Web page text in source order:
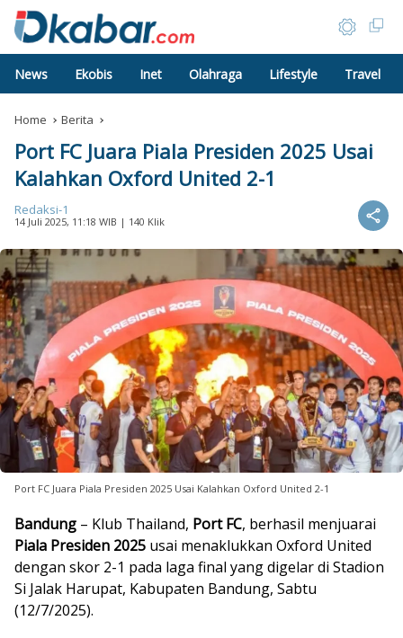
News Ekobis Inet Olahraga Lifestyle Travel
Home Berita
Port FC Juara Piala Presiden 2025 Usai
Kalahkan Oxford United 2-1
Redaksi-1
14 Juli 2025, 11:18 WIB | 140 Klik
Port FC Juara Piala Presiden 2025 Usai Kalahkan Oxford United 2-1
Bandung – Klub Thailand, Port FC, berhasil menjuarai
Piala Presiden 2025 usai menaklukkan Oxford United
dengan skor 2-1 pada laga final yang digelar di Stadion
Si Jalak Harupat, Kabupaten Bandung, Sabtu
(12/7/2025).